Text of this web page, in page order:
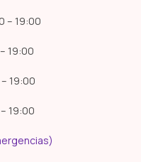
– 19:00
19:00
19:00
19:00